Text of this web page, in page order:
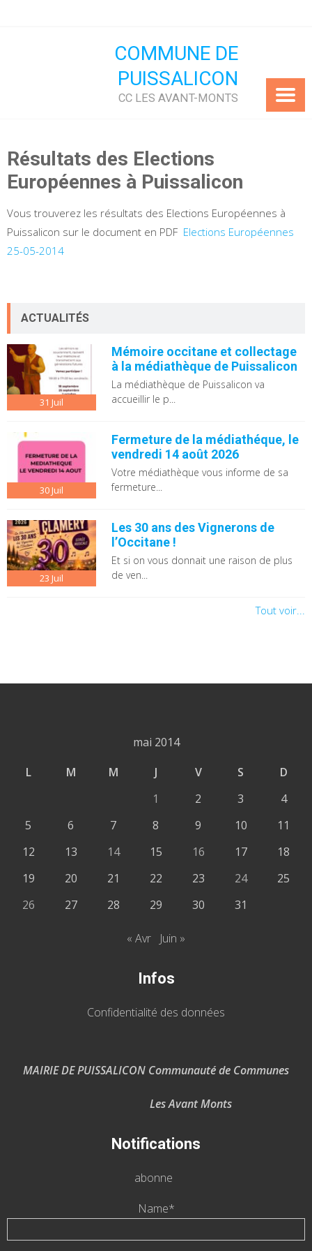
COMMUNE DE
PUISSALICON
CC LES AVANT-MONTS
Résultats des Elections
Européennes à Puissalicon
Vous trouverez les résultats des Elections Européennes à
Puissalicon sur le document en PDF Elections Européennes
25-05-2014
ACTUALITÉS
31 Juil
Mémoire occitane et collectage
à la médiathèque de Puissalicon
La médiathèque de Puissalicon va
accueillir le p...
30Juil
Fermeture de la médiathéque, le
vendredi 14 août 2026
Votre médiathèque vous informe de sa
fermeture...
23 Juil
Les 30 ans des Vignerons de
l’Occitane !
Et si on vous donnait une raison de plus
de ven...
Tout voir...
mai 2014
L
M M J V S
D
1
2 3
4
5
6 7 8 9 10
11
12
13 14 15 16 17
18
19
20 21 22 23 24
25
26
27 28 29 30 31
« Avr Juin »
Infos
Confidentialité des données
MAIRIE DE PUISSALICON Communauté de Communes
Les Avant Monts
Notifications
abonne
Name*